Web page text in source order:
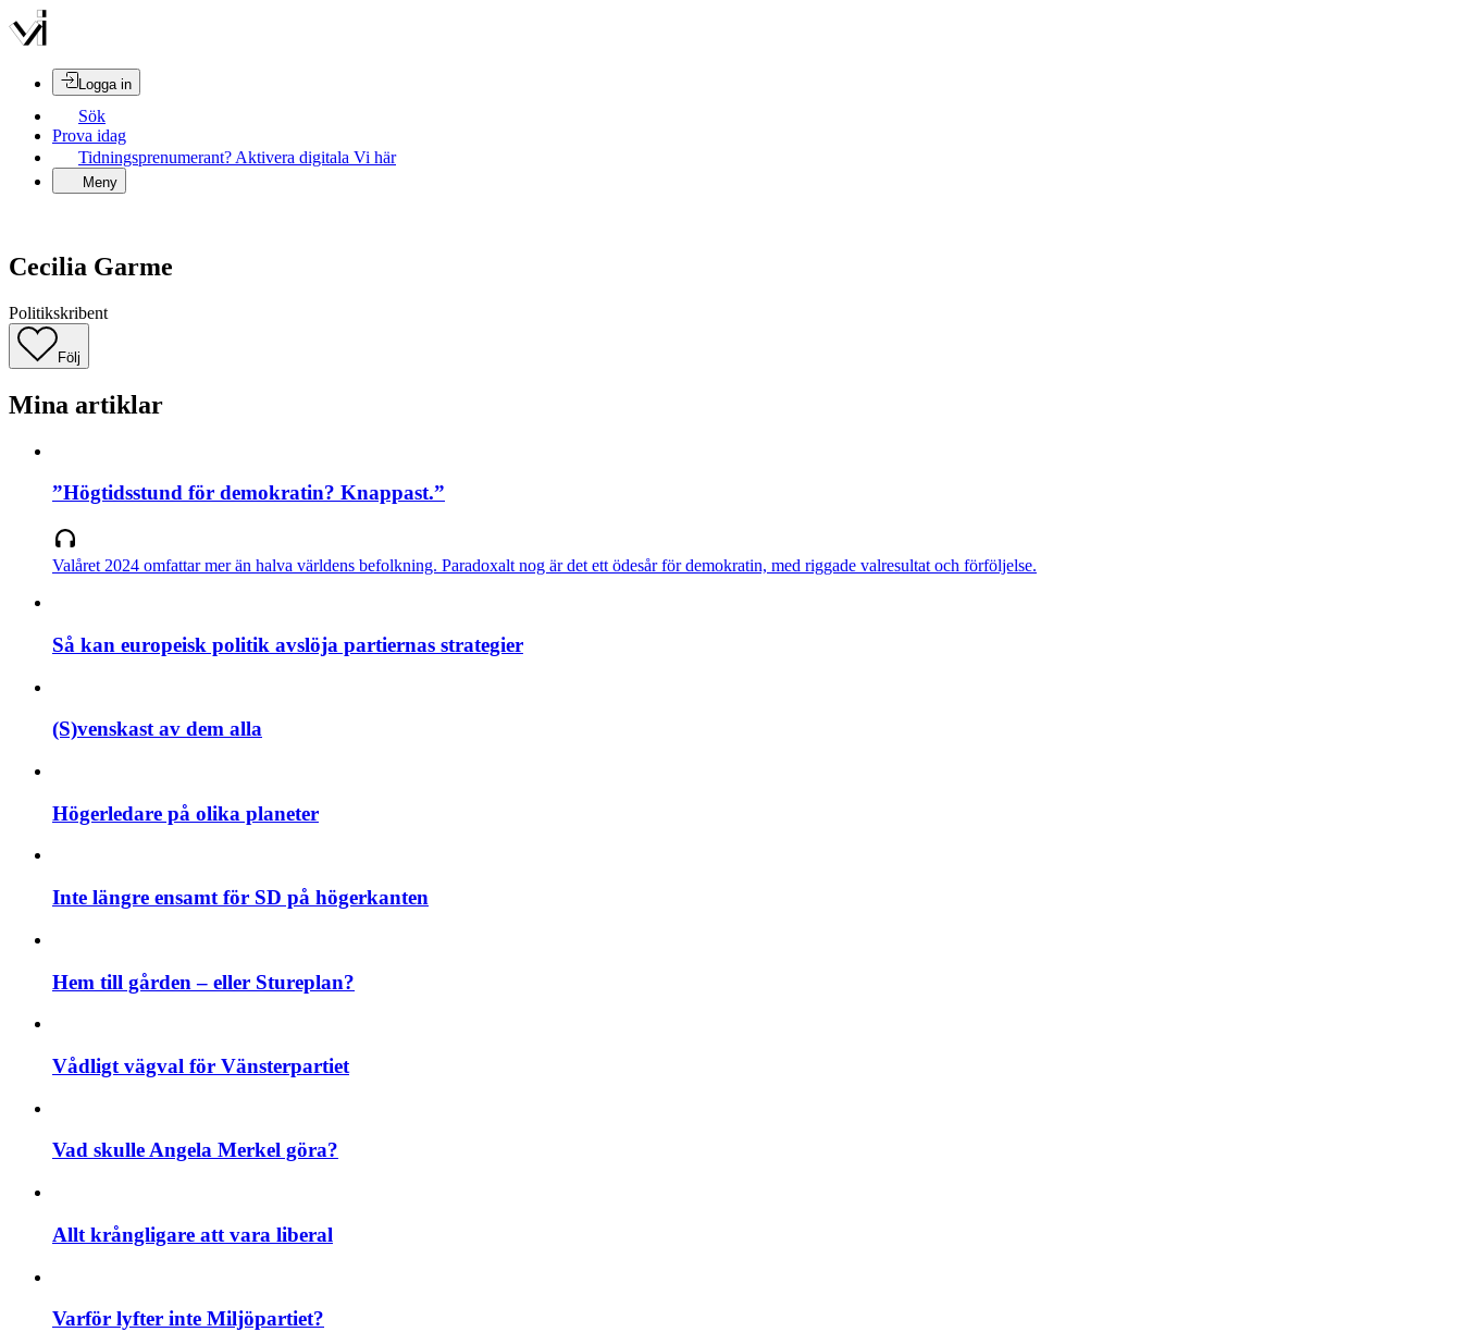
Logga in
Sök
Prova idag
Tidningsprenumerant? Aktivera digitala Vi här
Meny
Cecilia Garme
Politikskribent
Följ
Mina artiklar
”Högtidsstund för demokratin? Knappast.”
Valåret 2024 omfattar mer än halva världens befolkning. Paradoxalt nog är det ett ödesår för demokratin, med riggade valresultat och förföljelse.
Så kan europeisk politik avslöja partiernas strategier
(S)venskast av dem alla
Högerledare på olika planeter
Inte längre ensamt för SD på högerkanten
Hem till gården – eller Stureplan?
Vådligt vägval för Vänsterpartiet
Vad skulle Angela Merkel göra?
Allt krångligare att vara liberal
Varför lyfter inte Miljöpartiet?